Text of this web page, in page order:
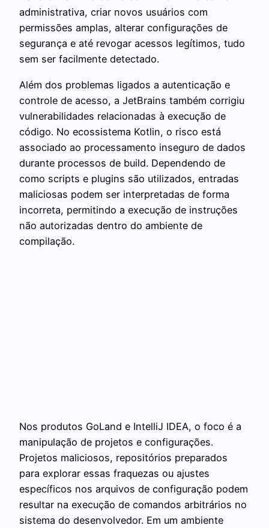
administrativa, criar novos usuários com
permissões amplas, alterar configurações de
segurança e até revogar acessos legítimos, tudo
sem ser facilmente detectado.
Além dos problemas ligados a autenticação e
controle de acesso, a JetBrains também corrigiu
vulnerabilidades relacionadas à execução de
código. No ecossistema Kotlin, o risco está
associado ao processamento inseguro de dados
durante processos de build. Dependendo de
como scripts e plugins são utilizados, entradas
maliciosas podem ser interpretadas de forma
incorreta, permitindo a execução de instruções
não autorizadas dentro do ambiente de
compilação.
Nos produtos GoLand e IntelliJ IDEA, o foco é a
manipulação de projetos e configurações.
Projetos maliciosos, repositórios preparados
para explorar essas fraquezas ou ajustes
específicos nos arquivos de configuração podem
resultar na execução de comandos arbitrários no
sistema do desenvolvedor. Em um ambiente